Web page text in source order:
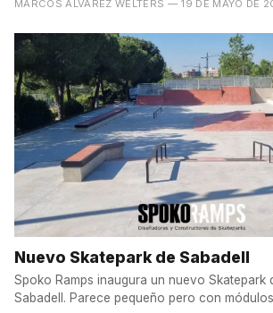
MARCOS ÁLVAREZ WELTERS — 19 DE MAYO DE
Nuevo Skatepark de Sabadell
Spoko Ramps inaugura un nuevo Skatepark
Sabadell. Parece pequeño pero con